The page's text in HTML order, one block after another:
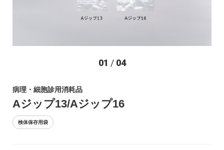
01 / 04
病理・細胞診用消耗品
Aジップ13/Aジップ16
検体保存用袋